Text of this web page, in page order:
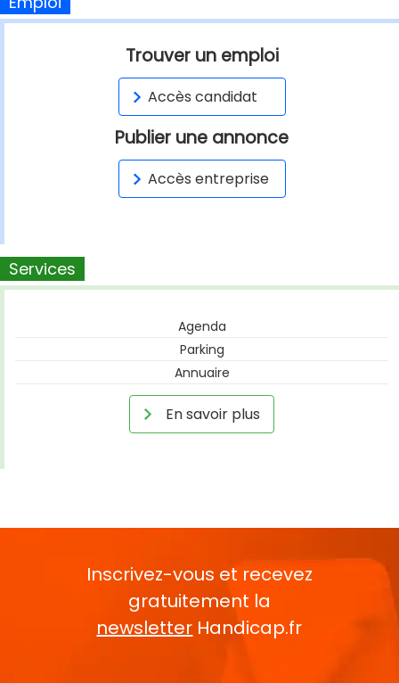
Trouver un emploi
Accès candidat
Publier une annonce
Accès entreprise
Services
Agenda
Parking
Annuaire
En savoir plus
Inscrivez-vous et recevez
gratuitement la
newsletter Handicap.fr